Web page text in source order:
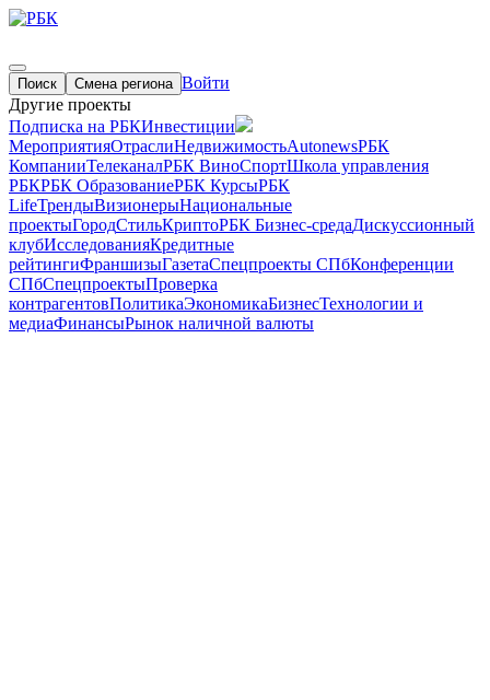
Поиск Смена региона Войти
Другие проекты
Подписка на РБКИнвестиции
МероприятияОтраслиНедвижимостьAutonewsРБК
КомпанииТелеканалРБК ВиноСпортШкола управления
РБКРБК ОбразованиеРБК КурсыРБК
LifeТрендыВизионерыНациональные
проектыГородСтильКриптоРБК Бизнес-средаДискуссионный
клубИсследованияКредитные
рейтингиФраншизыГазетаСпецпроекты СПбКонференции
СПбСпецпроектыПроверка
контрагентовПолитикаЭкономикаБизнесТехнологии и
медиаФинансыРынок наличной валюты